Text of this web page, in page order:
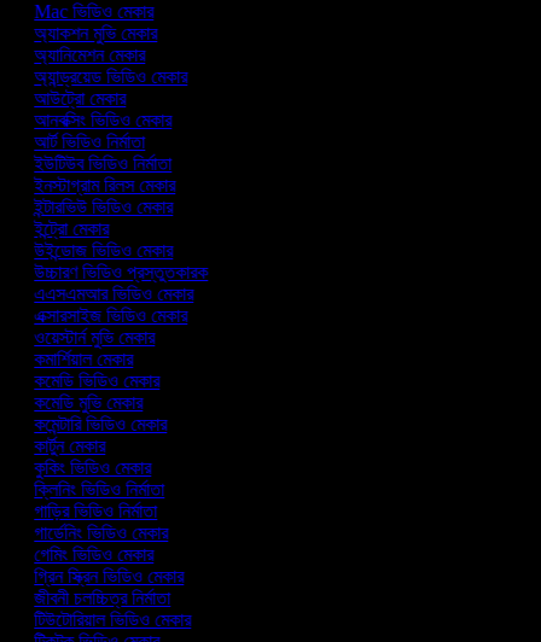
Mac ভিডিও মেকার
অ্যাকশন মুভি মেকার
অ্যানিমেশন মেকার
অ্যান্ড্রয়েড ভিডিও মেকার
আউট্রো মেকার
আনবক্সিং ভিডিও মেকার
আর্ট ভিডিও নির্মাতা
ইউটিউব ভিডিও নির্মাতা
ইনস্টাগ্রাম রিলস মেকার
ইন্টারভিউ ভিডিও মেকার
ইন্ট্রো মেকার
উইন্ডোজ ভিডিও মেকার
উচ্চারণ ভিডিও প্রস্তুতকারক
এএসএমআর ভিডিও মেকার
এক্সারসাইজ ভিডিও মেকার
ওয়েস্টার্ন মুভি মেকার
কমার্শিয়াল মেকার
কমেডি ভিডিও মেকার
কমেডি মুভি মেকার
কমেন্টারি ভিডিও মেকার
কার্টুন মেকার
কুকিং ভিডিও মেকার
ক্লিনিং ভিডিও নির্মাতা
গাড়ির ভিডিও নির্মাতা
গার্ডেনিং ভিডিও মেকার
গেমিং ভিডিও মেকার
গ্রিন স্ক্রিন ভিডিও মেকার
জীবনী চলচ্চিত্র নির্মাতা
টিউটোরিয়াল ভিডিও মেকার